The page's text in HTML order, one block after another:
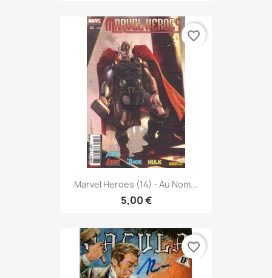
Marvel Heroes (14) - Au Nom...
5,00 €
favorite_border
favorite_border